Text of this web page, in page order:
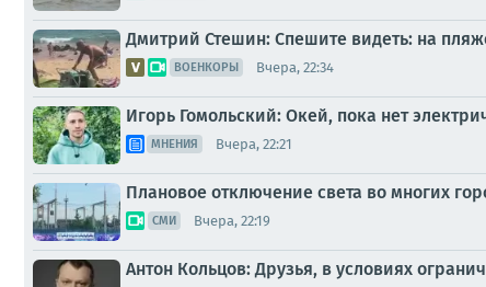
Дмитрий Стешин: Спешите видеть: на
ВОЕНКОРЫ Вчера, 22:34
Игорь Гомольский: Окей, пока нет
МНЕНИЯ Вчера, 22:21
Плановое отключение света во многих
СМИ Вчера, 22:19
Антон Кольцов: Друзья, в условиях